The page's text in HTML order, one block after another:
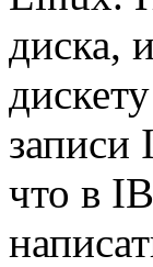
диска,
записи
что в